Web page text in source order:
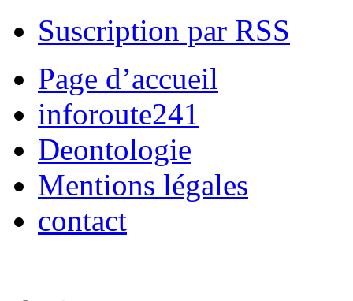
Suscription par RSS
Page d’accueil
inforoute241
Deontologie
Mentions légales
contact